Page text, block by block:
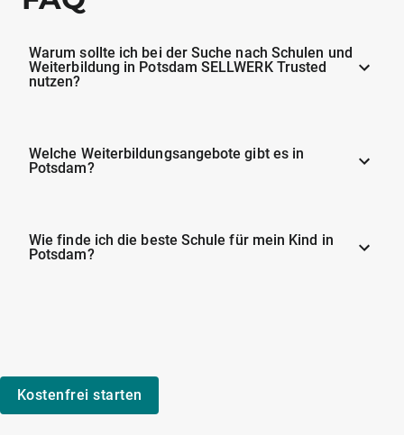
Warum sollte ich bei der Suche nach Schulen und
Weiterbildung in Potsdam SELLWERK Trusted
nutzen?
Welche Weiterbildungsangebote gibt es in
Potsdam?
Wie finde ich die beste Schule für mein Kind in
Potsdam?
Kostenfrei starten